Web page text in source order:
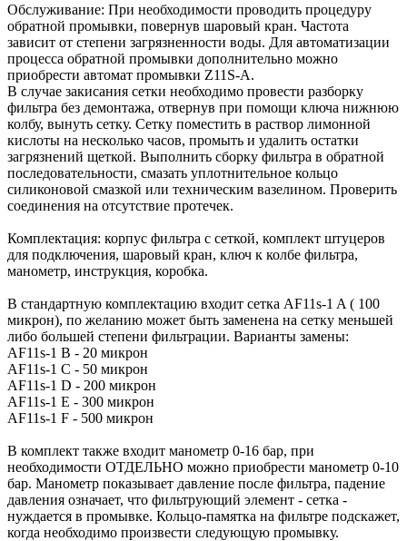
Обслуживание: При необходимости проводить процедуру
обратной промывки, повернув шаровый кран. Частота
зависит от степени загрязненности воды. Для автоматизации
процесса обратной промывки дополнительно можно
приобрести автомат промывки Z11S-A.
В случае закисания сетки необходимо провести разборку
фильтра без демонтажа, отвернув при помощи ключа нижнюю
колбу, вынуть сетку. Сетку поместить в раствор лимонной
кислоты на несколько часов, промыть и удалить остатки
загрязнений щеткой. Выполнить сборку фильтра в обратной
последовательности, смазать уплотнительное кольцо
силиконовой смазкой или техническим вазелином. Проверить
соединения на отсутствие протечек.
Комплектация: корпус фильтра с сеткой, комплект штуцеров
для подключения, шаровый кран, ключ к колбе фильтра,
манометр, инструкция, коробка.
В стандартную комплектацию входит сетка AF11s-1 A ( 100
микрон), по желанию может быть заменена на сетку меньшей
либо большей степени фильтрации. Варианты замены:
AF11s-1 B - 20 микрон
AF11s-1 С - 50 микрон
AF11s-1 D - 200 микрон
AF11s-1 E - 300 микрон
AF11s-1 F - 500 микрон
В комплект также входит манометр 0-16 бар, при
необходимости ОТДЕЛЬНО можно приобрести манометр 0-10
бар. Манометр показывает давление после фильтра, падение
давления означает, что фильтрующий элемент - сетка -
нуждается в промывке. Кольцо-памятка на фильтре подскажет,
когда необходимо произвести следующую промывку.